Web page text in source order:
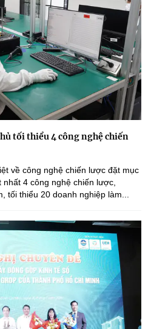
tối thiểu 4 công nghệ chiến
về công nghệ chiến lược đặt mục
4 công nghệ chiến lược,
tối thiểu 20 doanh nghiệp làm...